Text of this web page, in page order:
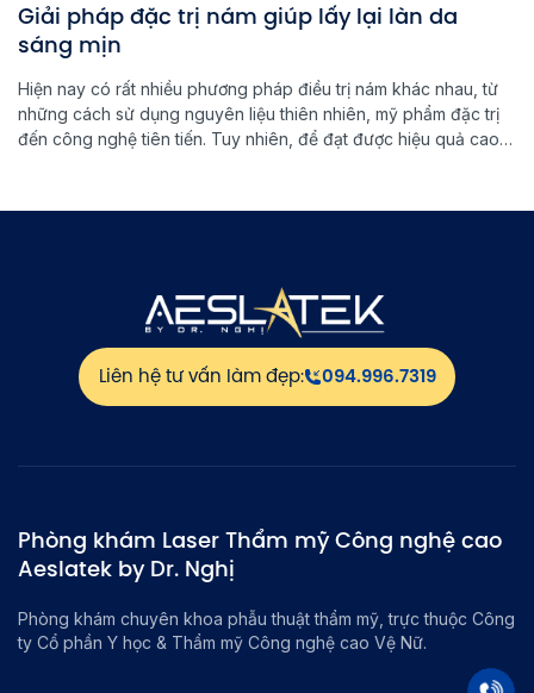
Giải pháp đặc trị nám giúp lấy lại làn da
sáng mịn
Hiện nay có rất nhiều phương pháp điều trị nám khác nhau, từ
những cách sử dụng nguyên liệu thiên nhiên, mỹ phẩm đặc trị
đến công nghệ tiên tiến. Tuy nhiên, để đạt được hiệu quả cao
Liên hệ tư vấn làm đẹp: 094.996.7319
Phòng khám Laser Thẩm mỹ Công nghệ cao
Aeslatek by Dr. Nghị
Phòng khám chuyên khoa phẫu thuật thẩm mỹ, trực thuộc Công
ty Cổ phần Y học & Thẩm mỹ Công nghệ cao Vệ Nữ.